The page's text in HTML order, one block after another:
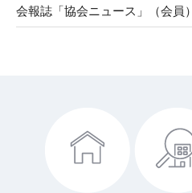
会報誌「協会ニュース」（会員）